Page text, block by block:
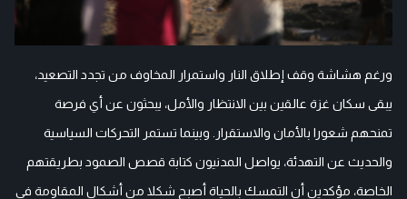
ورغم هشاشة وقف إطلاق النار واستمرار المخاوف من تجدد التصعيد،
يبقى سكان غزة عالقين بين الانتظار والأمل، يبحثون عن أي فرصة
تمنحهم شعورا بالأمان والاستقرار. وبينما تستمر التحركات السياسية
والحديث عن التهدئة، يواصل المدنيون كتابة قصص الصمود بطريقتهم
الخاصة، مؤكدين أن التمسك بالحياة أصبح شكلا من أشكال المقاومة في